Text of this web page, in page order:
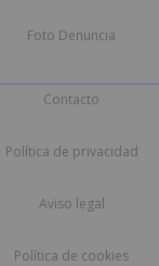
Foto Denuncia
Contacto
Política de privacidad
Aviso legal
Política de cookies